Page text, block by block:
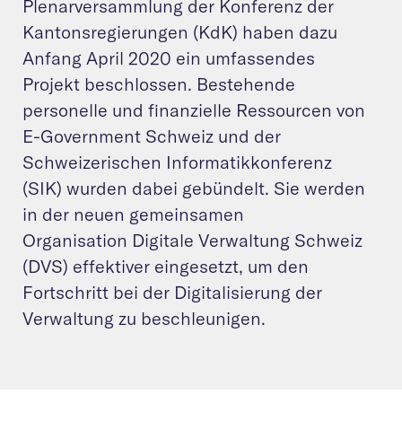
Plenarversammlung der Konferenz der
Kantonsregierungen (KdK) haben dazu
Anfang April 2020 ein umfassendes
Projekt beschlossen. Bestehende
personelle und finanzielle Ressourcen von
E-Government Schweiz und der
Schweizerischen Informatikkonferenz
(SIK) wurden dabei gebündelt. Sie werden
in der neuen gemeinsamen
Organisation Digitale Verwaltung Schweiz
(DVS) effektiver eingesetzt, um den
Fortschritt bei der Digitalisierung der
Verwaltung zu beschleunigen.